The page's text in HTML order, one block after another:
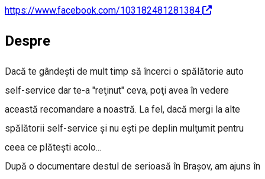
https://www.facebook.com/103182481281384
Despre
Dacă te gândeşti de mult timp să încerci o spălătorie auto
self-service dar te-a "reţinut" ceva, poţi avea în vedere
această recomandare a noastră. La fel, dacă mergi la alte
spălătorii self-service şi nu eşti pe deplin mulţumit pentru
ceea ce plăteşti acolo...
După o documentare destul de serioasă în Braşov, am ajuns în